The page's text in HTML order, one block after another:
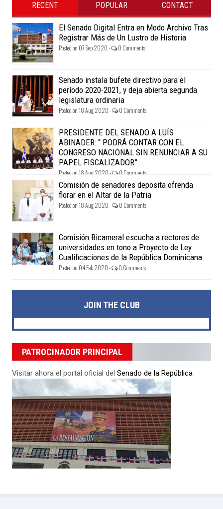
RECENT POPULAR CONTACT
El Senado Digital Entra en Modo Archivo Tras
Registrar Más de Un Lustro de Historia
Posted on 07 Sep 2020 - 0 Comments
Senado instala bufete directivo para el
período 2020-2021, y deja abierta segunda
legislatura ordinaria
Posted on 18 Aug 2020 - 0 Comments
PRESIDENTE DEL SENADO A LUÍS
ABINADER: “ PODRÁ CONTAR CON EL
CONGRESO NACIONAL SIN RENUNCIAR A SU
PAPEL FISCALIZADOR”.
Posted on 18 Aug 2020 - 0 Comments
Comisión de senadores deposita ofrenda
florar en el Altar de la Patria
Posted on 18 Aug 2020 - 0 Comments
Comisión Bicameral escucha a rectores de
universidades en tono a Proyecto de Ley
Cualificaciones de la República Dominicana
Posted on 04 Feb 2020 - 0 Comments
JOIN THE CLUB
PATROCINADOR PRINCIPAL
Visitar ahora el portal oficial del Senado de la República